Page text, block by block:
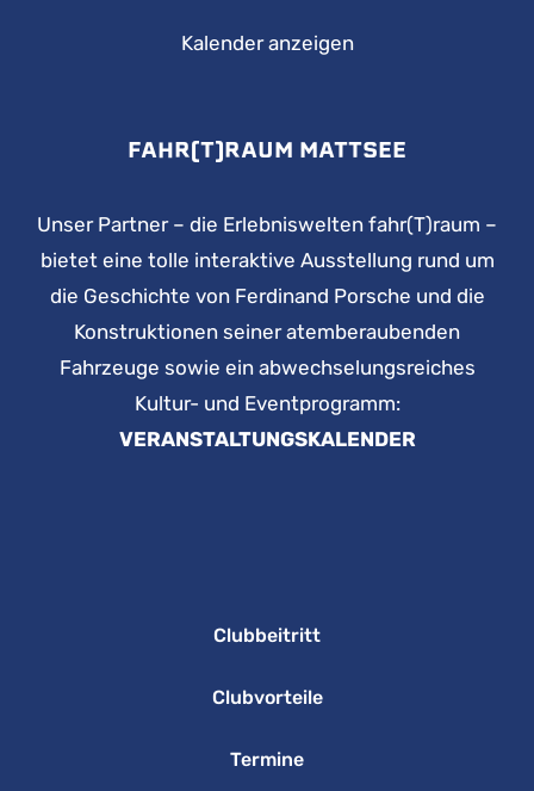
Kalender anzeigen
FAHR(T)RAUM MATTSEE
Unser Partner – die Erlebniswelten fahr(T)raum –
bietet eine tolle interaktive Ausstellung rund um
die Geschichte von Ferdinand Porsche und die
Konstruktionen seiner atemberaubenden
Fahrzeuge sowie ein abwechselungsreiches
Kultur- und Eventprogramm:
VERANSTALTUNGSKALENDER
Clubbeitritt
Clubvorteile
Termine